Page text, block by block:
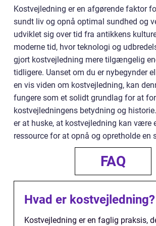
Kostvejledning er en afgørende faktor
sundt liv og opnå optimal sundhed og
udviklet sig over tid fra antikkens
moderne tid, hvor teknologi og
gjort kostvejledning mere tilgængelig
tidligere. Uanset om du er nybegynder
en vis viden om kostvejledning, kan
fungere som et solidt grundlag for at
kostvejledningens betydning og
er at huske, at kostvejledning kan være
ressource for at opnå og opretholde en
FAQ
Hvad er kostvejledning?
Kostvejledning er en faglig praksis,